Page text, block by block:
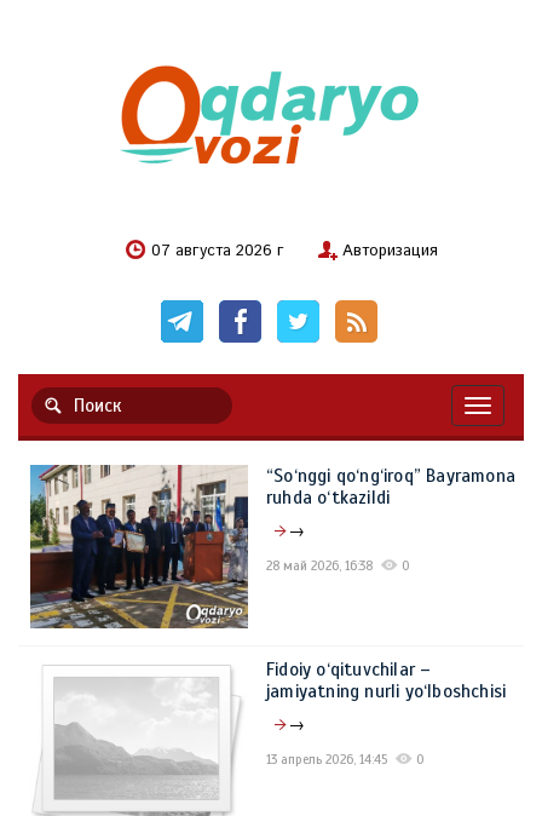
07 августа 2026 г Авторизация
“So‘nggi qo‘ng‘iroq” Bayramona
ruhda o‘tkazildi
→
28 май 2026, 16:38 0
Fidoiy o‘qituvchilar –
jamiyatning nurli yo‘lboshchisi
→
13 апрель 2026, 14:45 0